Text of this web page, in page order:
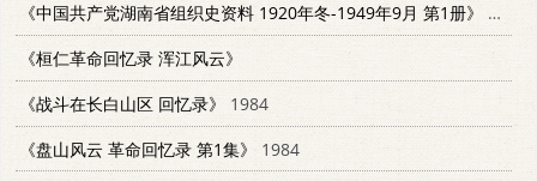
《中国共产党湖南省组织史资料 1920年冬-1949年9月 第1册》
《桓仁革命回忆录 浑江风云》
《战斗在长白山区 回忆录》
1984
《盘山风云 革命回忆录 第1集》
1984